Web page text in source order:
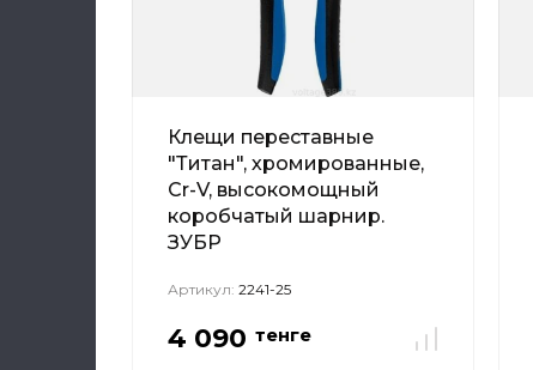
Клещи переставные
"Титан", хромированные,
Сr-V, высокомощный
коробчатый шарнир.
ЗУБР
Артикул: 2241-25
4 090 тенге